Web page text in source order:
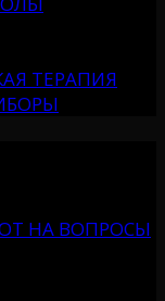
ТЕРАПИЯ
НА ВОПРОСЫ